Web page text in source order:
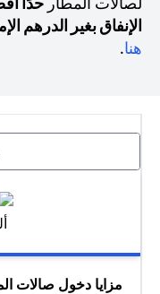
الإنفاق بغير الدرهم
هناin a new tab.
مزايا دخول صالات